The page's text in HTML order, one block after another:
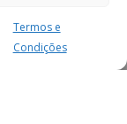
Termos e
Condições